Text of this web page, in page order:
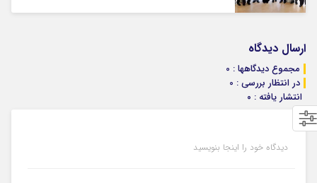
ارسال دیدگاه
مجموع دیدگاهها : 0
در انتظار بررسی : 0
انتشار یافته : ۰
دیدگاه خود را اینجا بنویسید